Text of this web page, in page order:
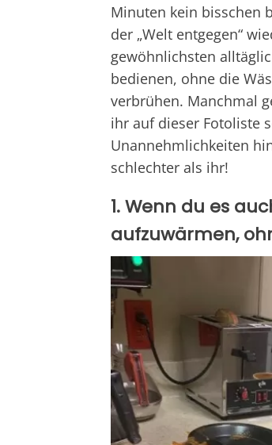
Minuten kein bisschen
der „Welt entgegen“
gewöhnlichsten
bedienen, ohne die
verbrühen. Manchmal
ihr auf dieser Fotoliste
Unannehmlichkeiten
schlechter als ihr!
1. Wenn du es
aufzuwärmen,